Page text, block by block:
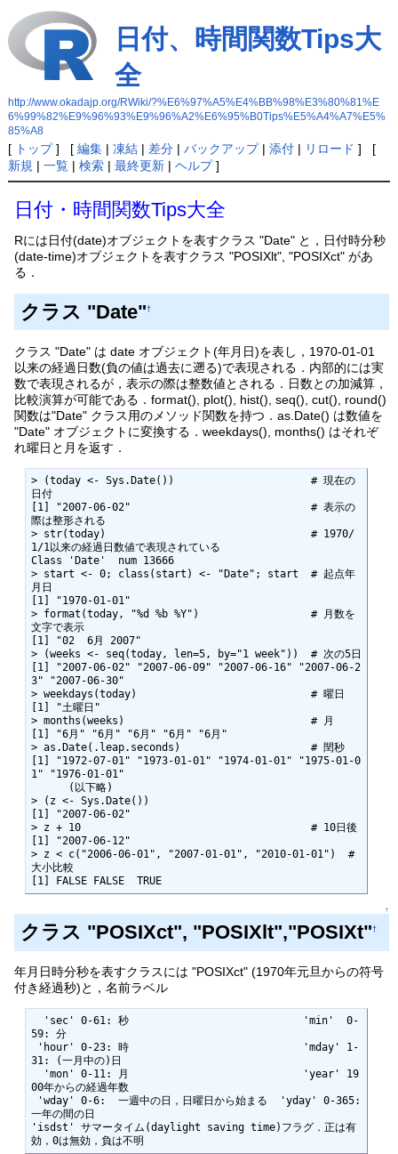
日付、時間関数Tips大
全
http://www.okadajp.org/RWiki/?%E6%97%A5%E4%BB%98%E3%80%81%E
6%99%82%E9%96%93%E9%96%A2%E6%95%B0Tips%E5%A4%A7%E5%
85%A8
[ トップ] [ 編集| 凍結| 差分| バックアップ| 添付| リロード ] [
新規 | 一覧| 検索| 最終更新| ヘルプ]
日付・時間関数Tips大全
Rには日付(date)オブジェクトを表すクラス "Date" と，日付時分秒
(date-time)オブジェクトを表すクラス "POSIXlt", "POSIXct" があ
る．
クラス "Date"†
クラス "Date" は date オブジェクト(年月日)を表し，1970-01-01
以来の経過日数(負の値は過去に遡る)で表現される．内部的には実
数で表現されるが，表示の際は整数値とされる．日数との加減算，
比較演算が可能である．format(), plot(), hist(), seq(), cut(), round()
関数は"Date" クラス用のメソッド関数を持つ．as.Date() は数値を
"Date" オブジェクトに変換する．weekdays(), months() はそれぞ
れ曜日と月を返す．
> (today <- Sys.Date())                      # 現在の
日付
[1] "2007-06-02"                             # 表示の
際は整形される
> str(today)                                 # 1970/
1/1以来の経過日数値で表現されている
Class 'Date'  num 13666
> start <- 0; class(start) <- "Date"; start  # 起点年
月日
[1] "1970-01-01"
> format(today, "%d %b %Y")                  # 月数を
文字で表示
[1] "02  6月 2007"
> (weeks <- seq(today, len=5, by="1 week"))  # 次の5日
[1] "2007-06-02" "2007-06-09" "2007-06-16" "2007-06-2
3" "2007-06-30"
> weekdays(today)                            # 曜日
[1] "土曜日"
> months(weeks)                              # 月
[1] "6月" "6月" "6月" "6月" "6月"
> as.Date(.leap.seconds)                     # 閏秒
[1] "1972-07-01" "1973-01-01" "1974-01-01" "1975-01-0
1" "1976-01-01"
> (z <- Sys.Date())
[1] "2007-06-02"
> z + 10                                     # 10日後
[1] "2007-06-12"
> z < c("2006-06-01", "2007-01-01", "2010-01-01")  #
大小比較
[1] FALSE FALSE  TRUE
↑
クラス "POSIXct", "POSIXlt","POSIXt"†
年月日時分秒を表すクラスには "POSIXct" (1970年元旦からの符号
付き経過秒)と，名前ラベル
59: 分
31: (一月中の)日
00年からの経過年数
一年の間の日
'isdst' サマータイム(daylight saving time)フラグ．正は有
効，0は無効，負は不明